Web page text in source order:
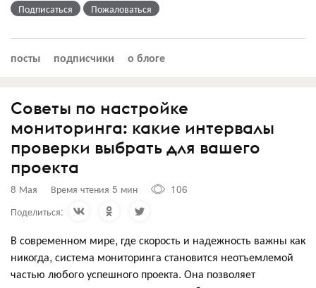
Подписаться Пожаловаться
посты подписчики о блоге
Советы по настройке
мониторинга: какие интервалы
проверки выбрать для вашего
проекта
8 Мая Время чтения 5 мин
106
Поделиться:
В современном мире, где скорость и надежность важны как
никогда, система мониторинга становится неотъемлемой
частью любого успешного проекта. Она позволяет